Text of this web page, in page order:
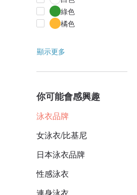
綠色
橘色
顯示更多
你可能會感興趣
泳衣品牌
女泳衣/比基尼
日本泳衣品牌
性感泳衣